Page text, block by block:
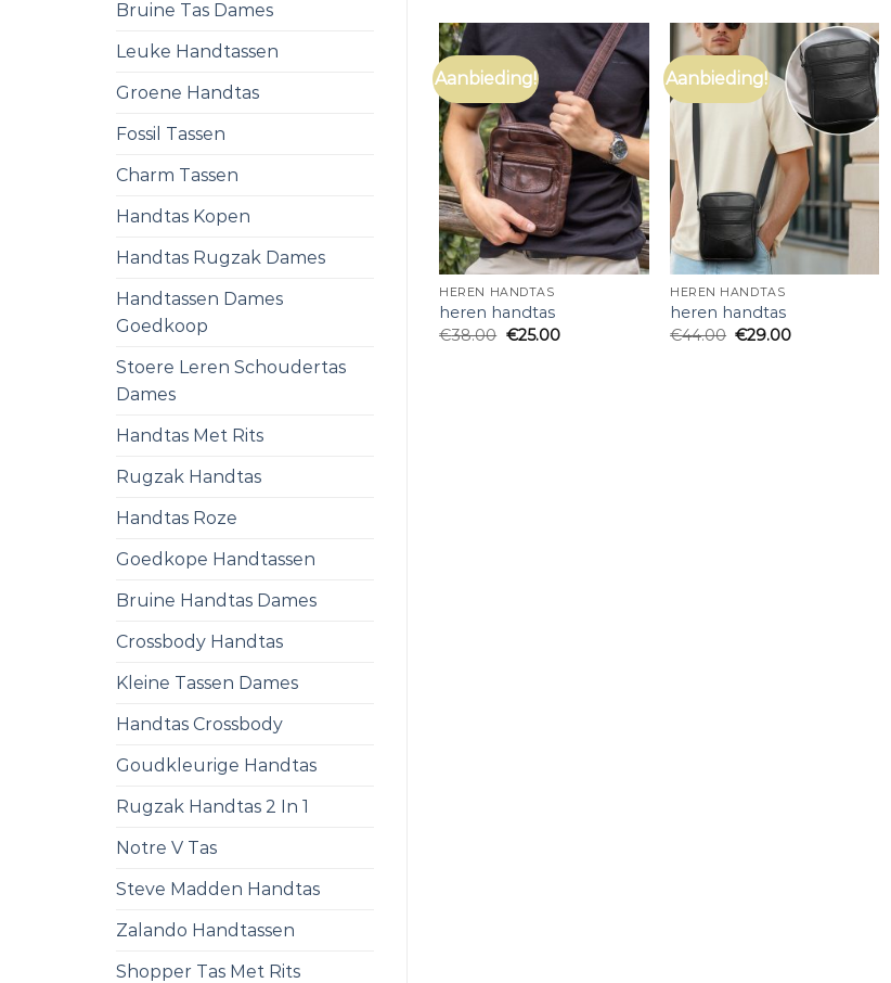
Bruine Tas Dames
Leuke Handtassen
Groene Handtas
Fossil Tassen
Charm Tassen
Handtas Kopen
Handtas Rugzak Dames
Handtassen Dames
Goedkoop
Stoere Leren Schoudertas
Dames
Handtas Met Rits
Rugzak Handtas
Handtas Roze
Goedkope Handtassen
Bruine Handtas Dames
Crossbody Handtas
Kleine Tassen Dames
Handtas Crossbody
Goudkleurige Handtas
Rugzak Handtas 2 In 1
Notre V Tas
Steve Madden Handtas
Zalando Handtassen
Shopper Tas Met Rits
Aanbieding!
HEREN HANDTAS
heren handtas
€38.00 €25.00
Aanbieding!
HEREN HANDTAS
heren handtas
€44.00 €29.00